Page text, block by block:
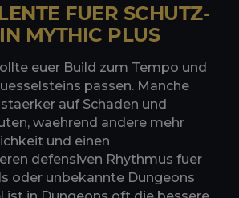
FUER SCHUTZ-
MYTHIC PLUS
euer Build zum Tempo und
passen. Manche
auf Schaden und
waehrend andere mehr
und einen
defensiven Rhythmus fuer
oder unbekannte Dungeons